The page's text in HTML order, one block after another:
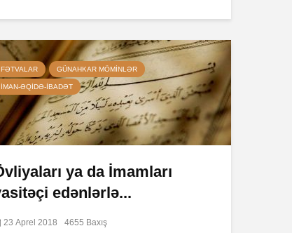
FƏTVALAR GÜNAHKAR MÖMINLƏR
İMAN-ƏQIDƏ-IBADƏT
ya da İmamları
edənlərlə...
23 Aprel 2018 4655 Baxış